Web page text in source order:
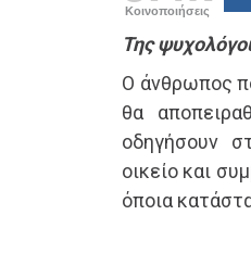
Κοινοποιήσεις
Της
Ο άνθρωπος
θα
οδηγήσουν
οικείο και
όποια